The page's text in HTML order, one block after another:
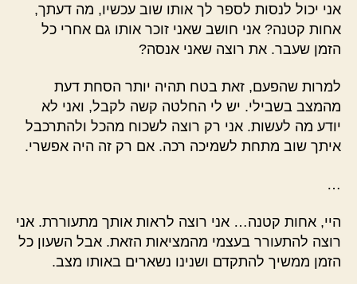
אני יכול לנסות לספר לך אותו שוב עכשיו, מה דעתך,
אחות קטנה? אני חושב שאני זוכר אותו גם אחרי כל
הזמן שעבר. את רוצה שאני אנסה?
למרות שהפעם, זאת בטח תהיה יותר הסחת דעת
מהמצב בשבילי. יש לי החלטה קשה לקבל, ואני לא
יודע מה לעשות. אני רק רוצה לשכוח מהכל ולהתרכבל
איתך שוב מתחת לשמיכה רכה. אם רק זה היה אפשרי.
…
היי, אחות קטנה… אני רוצה לראות אותך מתעוררת. אני
רוצה להתעורר בעצמי מהמציאות הזאת. אבל השעון כל
הזמן ממשיך להתקדם ושנינו נשארים באותו מצב.